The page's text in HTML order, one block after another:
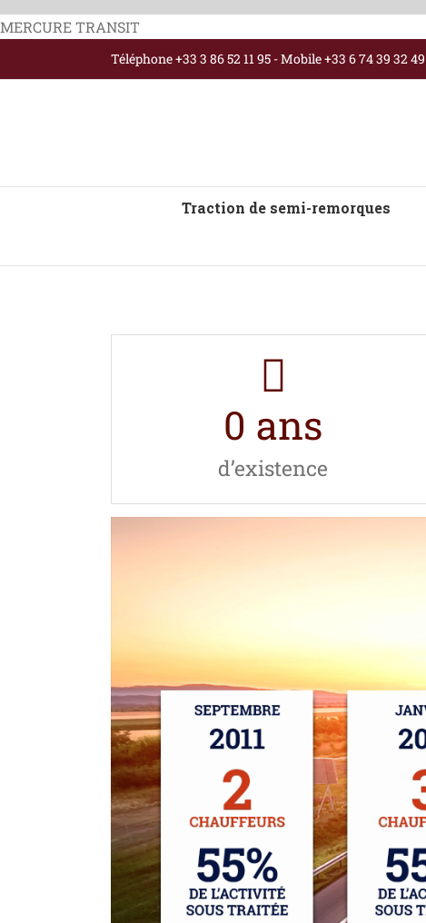
Passer
au
MERCURE TRANSIT
Téléphone +33 3 86 52 11 95 - Mobile +33 6 74 39 32 49
Traction de semi-remorques
0 ans
d’existence